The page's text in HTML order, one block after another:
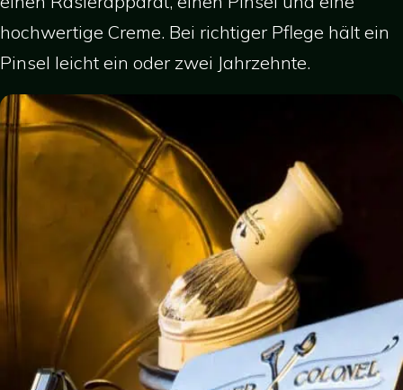
hochwertige Creme. Bei richtiger Pflege hält ein
Pinsel leicht ein oder zwei Jahrzehnte.